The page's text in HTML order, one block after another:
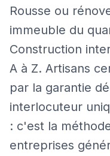
Rousse ou
immeuble du
Construction
A à Z. Artisans
par la garantie
interlocuteur
: c'est la
entreprises